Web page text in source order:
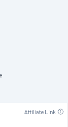
Affiliate Link